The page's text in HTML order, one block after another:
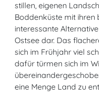
stillen, eigenen
Boddenküste mit ihren
interessante
Ostsee dar. Das
sich im Frühjahr viel
dafür türmen sich im
eine Menge Land zu